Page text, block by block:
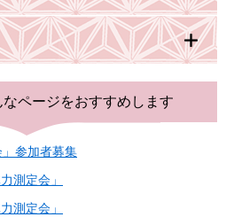
なページをおすすめします
」参加者募集
測定会」
測定会」